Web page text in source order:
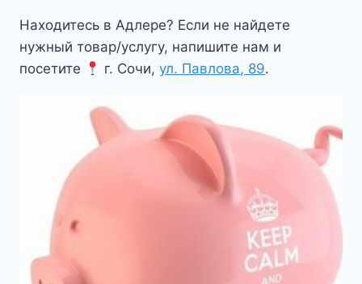
Находитесь в Адлере? Если не найдете
нужный товар/услугу, напишите нам и
посетите
г. Сочи,ул. Павлова, 89.